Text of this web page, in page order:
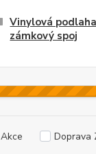
Vinylová
zámkový spoj
Akce Doprava